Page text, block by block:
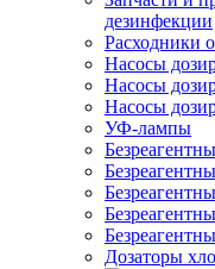
дезинфекции
Расходники
Насосы
Насосы
Насосы
УФ-лампы
Дозаторы